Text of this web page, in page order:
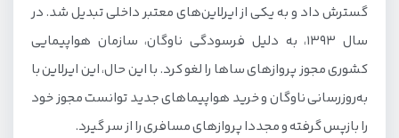
گسترش داد و به یکی از ایرلاین‌های معتبر داخلی تبدیل شد. در
سال 1393، به دلیل فرسودگی ناوگان، سازمان هواپیمایی
کشوری مجوز پروازهای ساها را لغو کرد. با این حال، این ایرلاین با
به‌روزرسانی ناوگان و خرید هواپیماهای جدید توانست مجوز خود
را بازپس گرفته و مجددا پروازهای مسافری را از سر گیرد.